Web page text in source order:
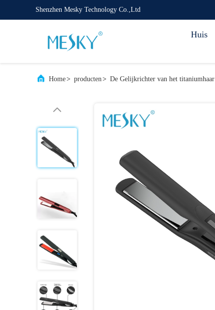
Shenzhen Mesky Technology Co.,Ltd
Huis
Home> producten> De Gelijkrichter van het titaniumhaar